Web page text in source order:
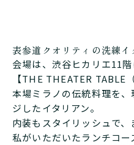
表参道クオリティの洗練イ
会場は、渋谷ヒカリエ11階
【THE THEATER TABLE
本場ミラノの伝統料理を
ジしたイタリアン。
内装もスタイリッシュで、
私がいただいたランチコー